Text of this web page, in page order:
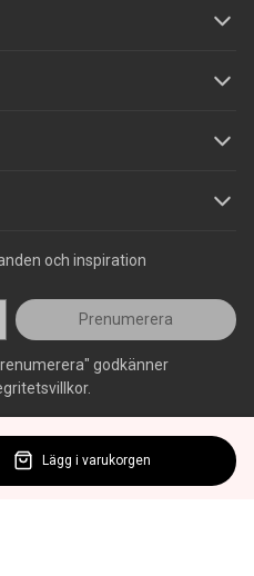
och inspiration
Prenumerera
godkänner
Lägg i varukorgen